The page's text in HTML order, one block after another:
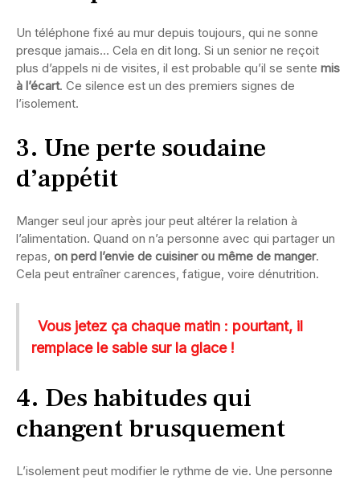
Un téléphone fixé au mur depuis toujours, qui ne sonne
presque jamais… Cela en dit long. Si un senior ne reçoit
plus d’appels ni de visites, il est probable qu’il se sente mis
à l’écart. Ce silence est un des premiers signes de
l’isolement.
3. Une perte soudaine
d’appétit
Manger seul jour après jour peut altérer la relation à
l’alimentation. Quand on n’a personne avec qui partager un
repas, on perd l’envie de cuisiner ou même de manger.
Cela peut entraîner carences, fatigue, voire dénutrition.
Vous jetez ça chaque matin : pourtant, il
remplace le sable sur la glace !
4. Des habitudes qui
changent brusquement
L’isolement peut modifier le rythme de vie. Une personne